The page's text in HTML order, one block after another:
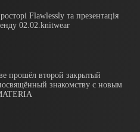
Flawlessly та презентація
02.02.knitwear
прошёл второй закрытый
знакомству с новым